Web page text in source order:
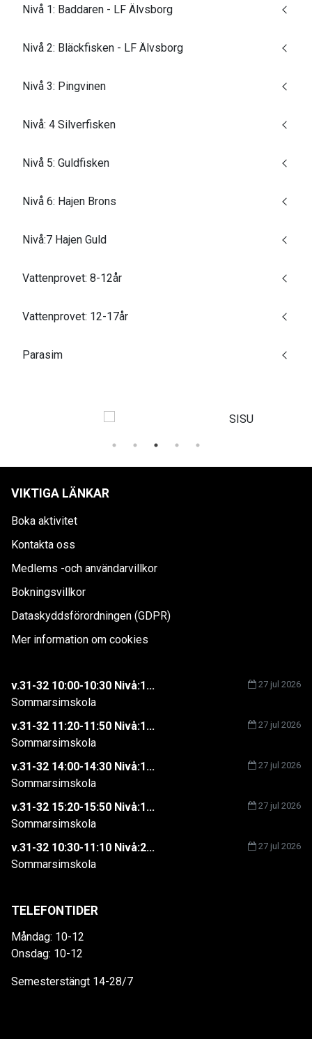
Nivå 1: Baddaren - LF Älvsborg
Nivå 2: Bläckfisken - LF Älvsborg
Nivå 3: Pingvinen
Nivå: 4 Silverfisken
Nivå 5: Guldfisken
Nivå 6: Hajen Brons
Nivå:7 Hajen Guld
Vattenprovet: 8-12år
Vattenprovet: 12-17år
Parasim
VIKTIGA LÄNKAR
Boka aktivitet
Kontakta oss
Medlems -och användarvillkor
Bokningsvillkor
Dataskyddsförordningen (GDPR)
Mer information om cookies
v.31-32 10:00-10:30 Nivå:1... 27 jul 2026
Sommarsimskola
v.31-32 11:20-11:50 Nivå:1...
27 jul 2026
Sommarsimskola
v.31-32 14:00-14:30 Nivå:1...
27 jul 2026
Sommarsimskola
v.31-32 15:20-15:50 Nivå:1...
27 jul 2026
Sommarsimskola
v.31-32 10:30-11:10 Nivå:2...
27 jul 2026
Sommarsimskola
TELEFONTIDER
Måndag: 10-12
Onsdag: 10-12
Semesterstängt 14-28/7